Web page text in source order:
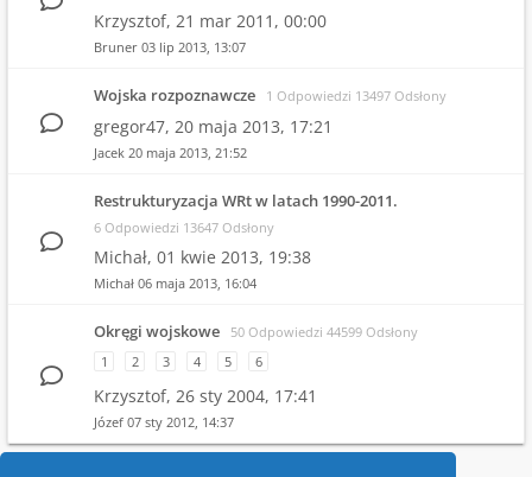
Krzysztof, 21 mar 2011, 00:00
Bruner 03 lip 2013, 13:07
Wojska rozpoznawcze 1 Odpowiedzi 13497 Odsłony
gregor47, 20 maja 2013, 17:21
Jacek 20 maja 2013, 21:52
Restrukturyzacja WRt w latach 1990-2011.
6 Odpowiedzi 13647 Odsłony
Michał, 01 kwie 2013, 19:38
Michał 06 maja 2013, 16:04
Okręgi wojskowe
50 Odpowiedzi 44599 Odsłony
1
2 3 4 5 6
Krzysztof, 26 sty 2004, 17:41
Józef 07 sty 2012, 14:37